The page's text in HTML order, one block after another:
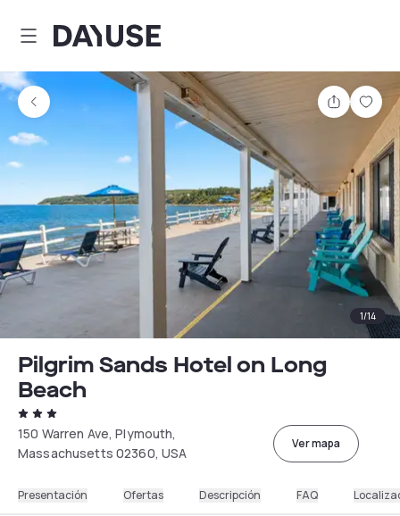
Dayuse
1/14
Pilgrim Sands Hotel on Long
Beach
150 Warren Ave, Plymouth,
Massachusetts 02360, USA
Ver mapa
Presentación Ofertas Descripción FAQ